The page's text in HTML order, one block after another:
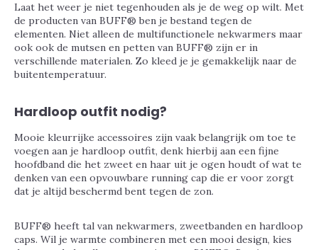
Laat het weer je niet tegenhouden als je de weg op wilt. Met
de producten van BUFF® ben je bestand tegen de
elementen. Niet alleen de multifunctionele nekwarmers maar
ook ook de mutsen en petten van BUFF® zijn er in
verschillende materialen. Zo kleed je je gemakkelijk naar de
buitentemperatuur.
Hardloop outfit nodig?
Mooie kleurrijke accessoires zijn vaak belangrijk om toe te
voegen aan je hardloop outfit, denk hierbij aan een fijne
hoofdband die het zweet en haar uit je ogen houdt of wat te
denken van een opvouwbare running cap die er voor zorgt
dat je altijd beschermd bent tegen de zon.
BUFF® heeft tal van nekwarmers, zweetbanden en hardloop
caps. Wil je warmte combineren met een mooi design, kies